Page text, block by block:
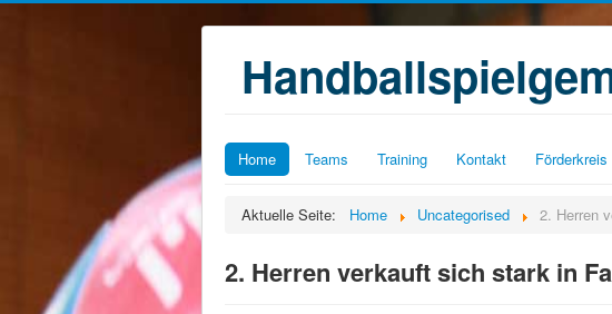
Home Teams Training Kontakt Förderkreis
Aktuelle Seite: Home Uncategorised 2. Herren
2. Herren verkauft sich stark in